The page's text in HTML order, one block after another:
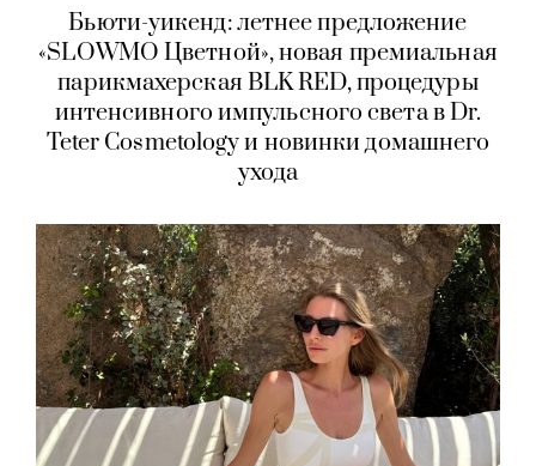
Бьюти-уикенд: летнее предложение
«SLOWMO Цветной», новая премиальная
парикмахерская BLK RED, процедуры
интенсивного импульсного света в Dr.
Teter Cosmetology и новинки домашнего
ухода